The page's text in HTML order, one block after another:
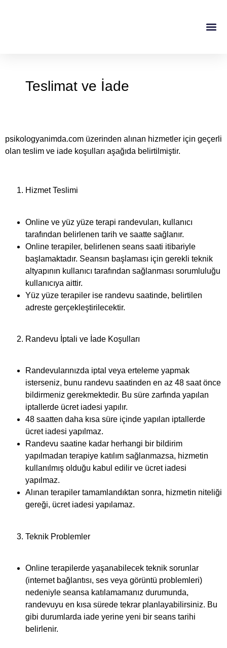
Teslimat ve İade
psikologyanimda.com üzerinden alınan hizmetler için geçerli
olan teslim ve iade koşulları aşağıda belirtilmiştir.
Hizmet Teslimi
Online ve yüz yüze terapi randevuları, kullanıcı
tarafından belirlenen tarih ve saatte sağlanır.
Online terapiler, belirlenen seans saati itibariyle
başlamaktadır. Seansın başlaması için gerekli teknik
altyapının kullanıcı tarafından sağlanması sorumluluğu
kullanıcıya aittir.
Yüz yüze terapiler ise randevu saatinde, belirtilen
adreste gerçekleştirilecektir.
Randevu İptali ve İade Koşulları
Randevularınızda iptal veya erteleme yapmak
isterseniz, bunu randevu saatinden en az 48 saat önce
bildirmeniz gerekmektedir. Bu süre zarfında yapılan
iptallerde ücret iadesi yapılır.
48 saatten daha kısa süre içinde yapılan iptallerde
ücret iadesi yapılmaz.
Randevu saatine kadar herhangi bir bildirim
yapılmadan terapiye katılım sağlanmazsa, hizmetin
kullanılmış olduğu kabul edilir ve ücret iadesi
yapılmaz.
Alınan terapiler tamamlandıktan sonra, hizmetin niteliği
gereği, ücret iadesi yapılamaz.
Teknik Problemler
Online terapilerde yaşanabilecek teknik sorunlar
(internet bağlantısı, ses veya görüntü problemleri)
nedeniyle seansa katılamamanız durumunda,
randevuyu en kısa sürede tekrar planlayabilirsiniz. Bu
gibi durumlarda iade yerine yeni bir seans tarihi
belirlenir.